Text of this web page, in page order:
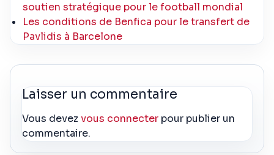
soutien stratégique pour le football mondial
Les conditions de Benfica pour le transfert de
Pavlidis à Barcelone
Laisser un commentaire
Vous devezvous connecter pour publier un
commentaire.